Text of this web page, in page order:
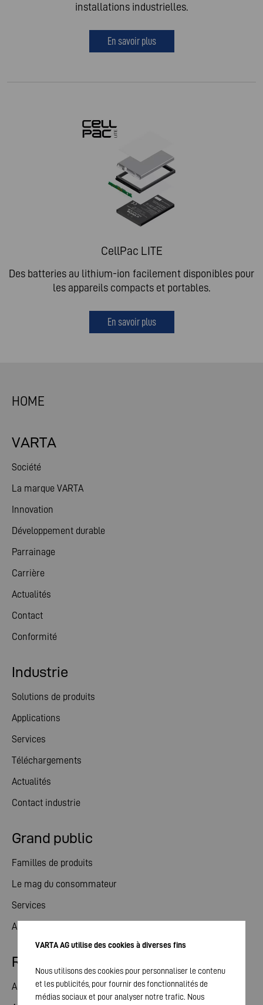
installations industrielles.
En savoir plus
CellPac LITE
Des batteries au lithium-ion facilement disponibles pour
les appareils compacts et portables.
En savoir plus
HOME
VARTA
Société
La marque VARTA
Innovation
Développement durable
Parrainage
Carrière
Actualités
Contact
Conformité
Grand public
Familles de produits
Le mag du consommateur
Services
Actualités
Industrie
Solutions de produits
Applications
Services
Téléchargements
Actualités
Contact industrie
Relations avec les investisseurs
Action
VARTA AG utilise des cookies à diverses fins
Nous utilisons des cookies pour personnaliser le contenu
et les publicités, pour fournir des fonctionnalités de
médias sociaux et pour analyser notre trafic. Nous